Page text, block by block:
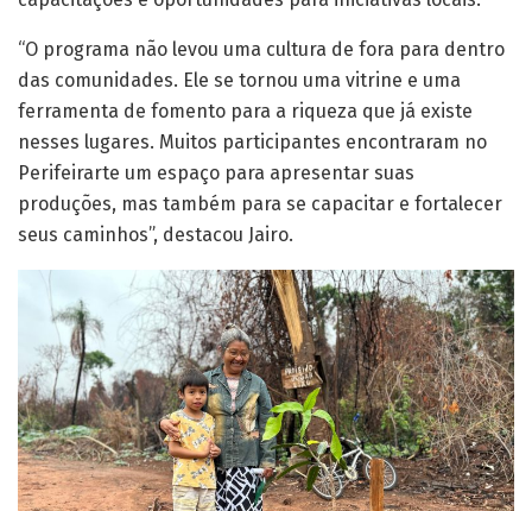
nesses lugares. Muitos participantes encontraram no
Perifeirarte um espaço para apresentar suas
produções, mas também para se capacitar e fortalecer
seus caminhos”, destacou Jairo.